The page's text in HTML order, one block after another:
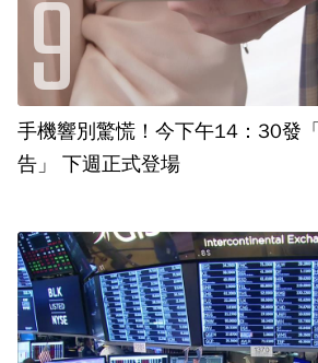
手機響別驚慌！今下午14：30發
告」 下週正式登場